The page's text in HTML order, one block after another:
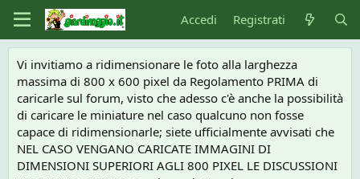
Accedi Registrati
Vi invitiamo a ridimensionare le foto alla larghezza
massima di 800 x 600 pixel da Regolamento PRIMA di
caricarle sul forum, visto che adesso c'è anche la possibilità
di caricare le miniature nel caso qualcuno non fosse
capace di ridimensionarle; siete ufficialmente avvisati che
NEL CASO VENGANO CARICATE IMMAGINI DI
DIMENSIONI SUPERIORI AGLI 800 PIXEL LE DISCUSSIONI